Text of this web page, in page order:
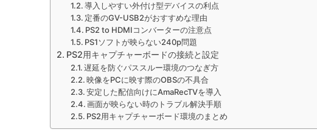
導入しやすい外付け型デバイスの利点
定番のGV-USB2がおすすめな理由
PS2 to HDMIコンバーターの注意点
PS1ソフトが映らない240p問題
PS2用キャプチャーボードの接続と設定
遅延を防ぐパススルー環境のつなぎ方
映像をPCに映す際のOBSの不具合
安定した配信向けにAmaRecTVを導入
画面が映らない時のトラブル解決手順
PS2用キャプチャーボード環境のまとめ